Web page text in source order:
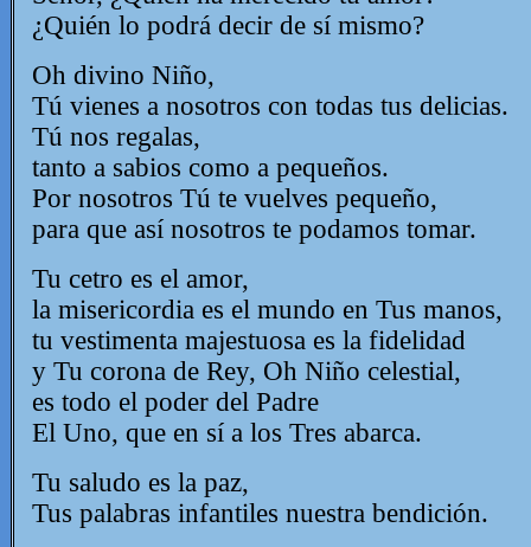
¿Quién lo podrá decir de sí mismo?
Oh divino Niño,
Tú vienes a nosotros con todas tus delicias.
Tú nos regalas,
tanto a sabios como a pequeños.
Por nosotros Tú te vuelves pequeño,
para que así nosotros te podamos tomar.
Tu cetro es el amor,
la misericordia es el mundo en Tus manos,
tu vestimenta majestuosa es la fidelidad
y Tu corona de Rey, Oh Niño celestial,
es todo el poder del Padre
El Uno, que en sí a los Tres abarca.
Tu saludo es la paz,
Tus palabras infantiles nuestra bendición.